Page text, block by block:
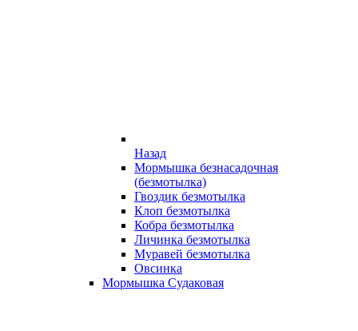
Назад
Мормышка безнасадочная
(безмотылка)
Гвоздик безмотылка
Клоп безмотылка
Кобра безмотылка
Личинка безмотылка
Муравей безмотылка
Овсинка
Мормышка Судаковая